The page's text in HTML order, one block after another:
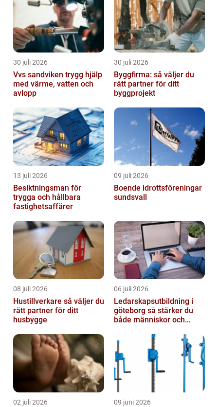
30 juli 2026
Vvs sandviken trygg hjälp
med värme, vatten och
avlopp
30 juli 2026
Byggfirma: så väljer du
rätt partner för ditt
byggprojekt
13 juli 2026
Besiktningsman för
trygga och hållbara
fastighetsaffärer
09 juli 2026
Boende idrottsföreningar
sundsvall
08 juli 2026
Hustillverkare så väljer du
rätt partner för ditt
husbygge
06 juli 2026
Ledarskapsutbildning i
göteborg så stärker du
både människor och
02 juli 2026 09 juni 2026